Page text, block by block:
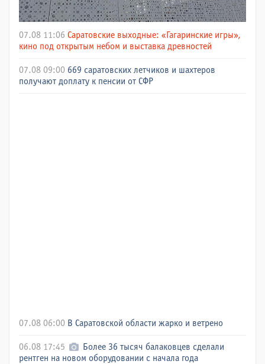
07.08 11:06 Саратовские выходные: «Гагаринские игры»,
кино под открытым небом и выставка древностей
07.08 09:00 669 саратовских летчиков и шахтеров
получают доплату к пенсии от СФР
07.08 06:00 В Саратовской области жарко и ветрено
06.08 17:45
Более 36 тысяч балаковцев сделали
рентген на новом оборудовании с начала года